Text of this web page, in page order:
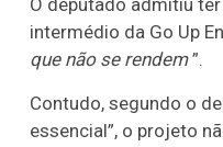
O deputado admitiu
intermédio da Go Up
que não se rendem”.
Contudo, segundo o
essencial”, o projeto